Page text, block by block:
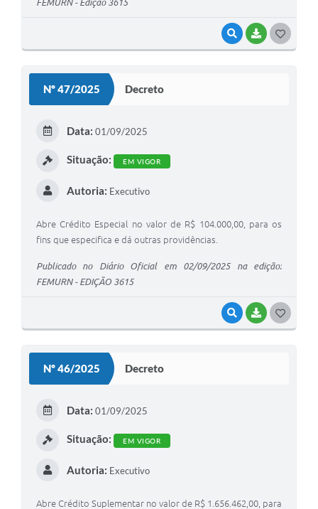
VISUALIZAR
BAIXAR
FEMURN - Edição 3615
Nº 47/2025 Decreto
VISUALIZAR
BAIXAR
Data: 01/09/2025
Situação: EM VIGOR
Autoria: Executivo
Abre Crédito Especial no valor de R$ 104.000,00, para os
fins que especifica e dá outras providências.
Publicado no Diário Oficial em 02/09/2025 na edição:
FEMURN - EDIÇÃO 3615
Nº 46/2025 Decreto
Data: 01/09/2025
Situação: EM VIGOR
Autoria: Executivo
Abre Crédito Suplementar no valor de R$ 1.656.462,00, para